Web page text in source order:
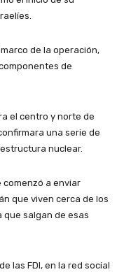
de la operación,
de
el centro y norte de
una serie de
nuclear.
comenzó a enviar
que viven cerca de los
salgan de esas
las FDI, en la red social